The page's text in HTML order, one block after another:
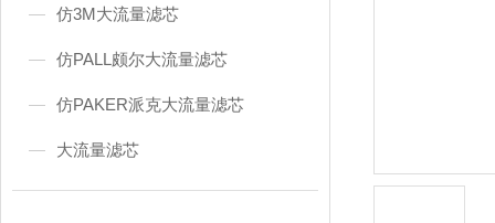
仿3M大流量滤芯
仿PALL颇尔大流量滤芯
仿PAKER派克大流量滤芯
大流量滤芯